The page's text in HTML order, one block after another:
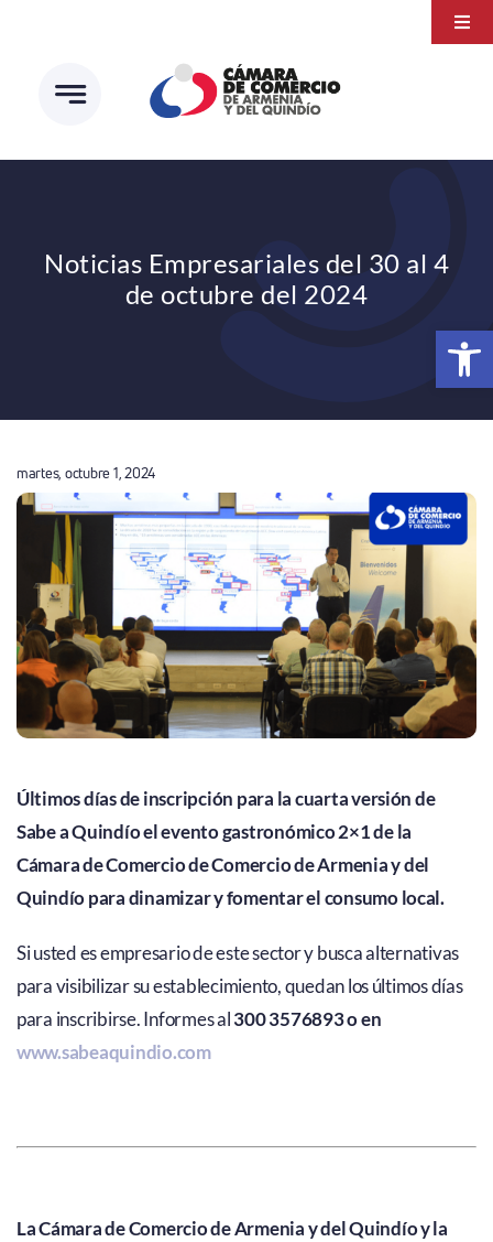
Abrir
contenido
Noticias Empresariales del 30 al 4
de octubre del 2024
martes, octubre 1, 2024
Últimos días de inscripción para la cuarta versión de
Sabe a Quindío el evento gastronómico 2×1 de la
Cámara de Comercio de Comercio de Armenia y del
Quindío para dinamizar y fomentar el consumo local.
Si usted es empresario de este sector y busca alternativas
para visibilizar su establecimiento, quedan los últimos días
para inscribirse. Informes al300 3576893 o en
www.sabeaquindio.com
La Cámara de Comercio de Armenia y del Quindío y la